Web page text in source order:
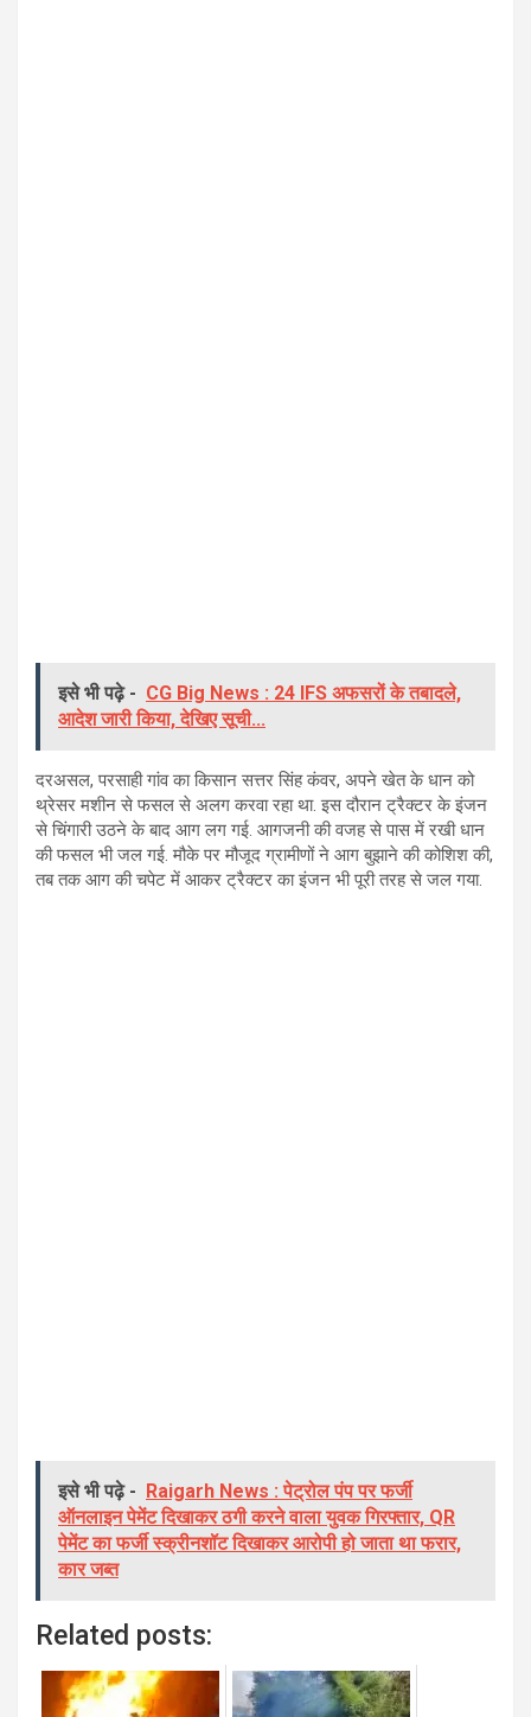
इसे भी पढ़े - CG Big News : 24 IFS अफसरों के तबादले,
आदेश जारी किया, देखिए सूची...
दरअसल, परसाही गांव का किसान सत्तर सिंह कंवर, अपने खेत के धान को
थ्रेसर मशीन से फसल से अलग करवा रहा था. इस दौरान ट्रैक्टर के इंजन
से चिंगारी उठने के बाद आग लग गई. आगजनी की वजह से पास में रखी धान
की फसल भी जल गई. मौके पर मौजूद ग्रामीणों ने आग बुझाने की कोशिश की,
तब तक आग की चपेट में आकर ट्रैक्टर का इंजन भी पूरी तरह से जल गया.
इसे भी पढ़े -
Raigarh News : पेट्रोल पंप पर फर्जी
ऑनलाइन पेमेंट दिखाकर ठगी करने वाला युवक गिरफ्तार, QR
पेमेंट का फर्जी स्क्रीनशॉट दिखाकर आरोपी हो जाता था फरार,
कार जब्त
Related posts: